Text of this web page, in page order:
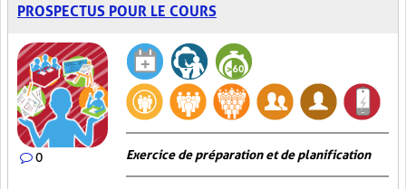
PROSPECTUS POUR LE COURS
0 Exercice de préparation et de planification